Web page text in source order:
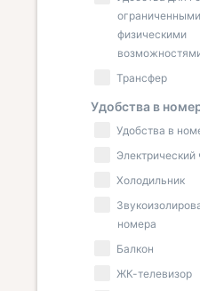
ограниченными
физическими
Трансфер
Удобства в
Удобства в
Электрический
Холодильник
номера
Балкон
ЖК-телевизор